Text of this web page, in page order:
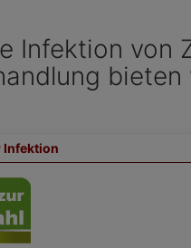
Infektion von
Infektion